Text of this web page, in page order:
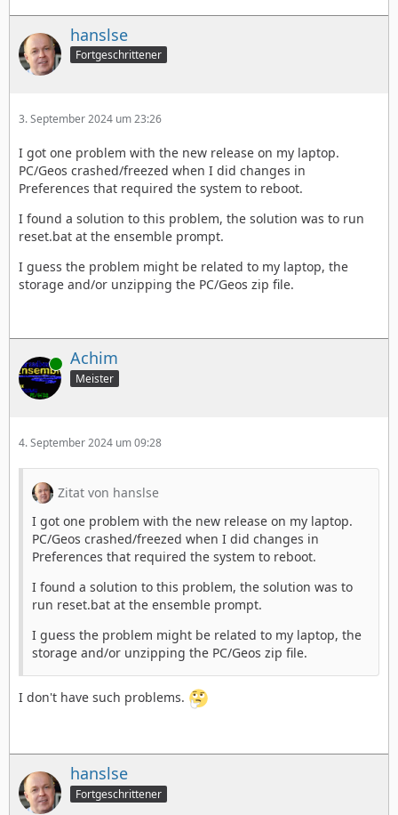
hanslse
Fortgeschrittener
3. September 2024 um 23:26
I got one problem with the new release on my laptop.
PC/Geos crashed/freezed when I did changes in
Preferences that required the system to reboot.
I found a solution to this problem, the solution was to run
reset.bat at the ensemble prompt.
I guess the problem might be related to my laptop, the
storage and/or unzipping the PC/Geos zip file.
Online Achim
Meister
4. September 2024 um 09:28
Zitat von hanslse
I got one problem with the new release on my laptop.
PC/Geos crashed/freezed when I did changes in
Preferences that required the system to reboot.
I found a solution to this problem, the solution was to
run reset.bat at the ensemble prompt.
I guess the problem might be related to my laptop, the
storage and/or unzipping the PC/Geos zip file.
I don't have such problems.
hanslse
Fortgeschrittener